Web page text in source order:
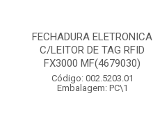
FECHADURA ELETRONICA
C/LEITOR DE TAG RFID
FX3000 MF(4679030)
Código: 002.5203.01
Embalagem: PC\1